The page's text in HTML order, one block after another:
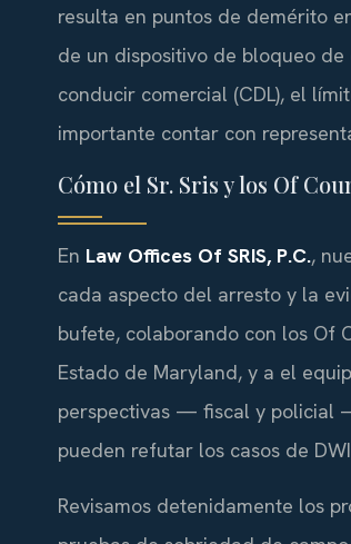
resulta en puntos de demérito
de un dispositivo de bloqueo
conducir comercial (CDL), el
importante contar con
Cómo el Sr. Sris y los Of
En Law Offices Of SRIS, P.C.,
cada aspecto del arresto y la
bufete, colaborando con los Of
Estado de Maryland, y a el
perspectivas — fiscal y policial
pueden refutar los casos de
Revisamos detenidamente los